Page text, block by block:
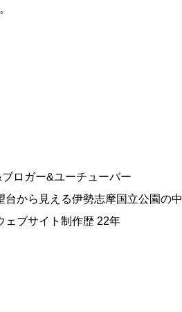
ロガー&ユーチューバー
から見える伊勢志摩国立公園の中
ェブサイト制作歴 22年